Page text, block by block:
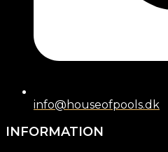
info@houseofpools.dk
INFORMATION